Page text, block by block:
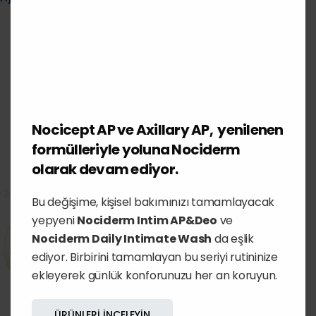
Nocicept AP ve Axillary AP, yenilenen
formülleriyle yoluna Nociderm
olarak devam ediyor.
Bu değişime, kişisel bakımınızı tamamlayacak
yepyeniNociderm Intim AP&Deo ve
Nociderm Daily Intimate Wash da eşlik
ediyor. Birbirini tamamlayan bu seriyi rutininize
ekleyerek günlük konforunuzu her an koruyun.